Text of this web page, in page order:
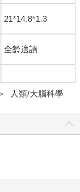
21*14.8*1.3
全齡適讀
人類/大腦科學